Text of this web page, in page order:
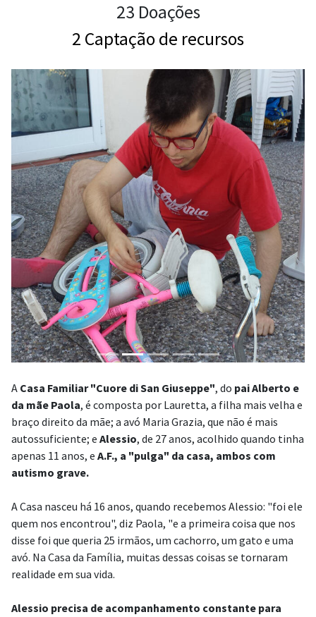
23 Doações
2 Captação de recursos
A Casa Familiar "Cuore di San Giuseppe", do pai Alberto e
da mãe Paola, é composta por Lauretta, a filha mais velha e
braço direito da mãe; a avó Maria Grazia, que não é mais
autossuficiente; e Alessio, de 27 anos, acolhido quando tinha
apenas 11 anos, e A.F., a "pulga" da casa, ambos com
autismo grave.
A Casa nasceu há 16 anos, quando recebemos Alessio: "foi ele
quem nos encontrou", diz Paola, "e a primeira coisa que nos
disse foi que queria 25 irmãos, um cachorro, um gato e uma
avó. Na Casa da Família, muitas dessas coisas se tornaram
realidade em sua vida.
Alessio precisa de acompanhamento constante para